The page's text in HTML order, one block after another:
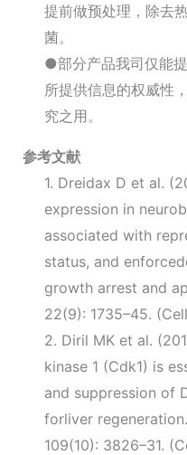
提前做预处理，除去
菌。
●部分产品我司仅能
所提供信息的权威性
究之用。
参考文献
1. Dreidax D et al.
expression in
associated with
status, and
growth arrest and
22(9): 1735–45.
2. Diril MK et al.
kinase 1 (Cdk1) is
and suppression of
forliver
109(10): 3826–31.